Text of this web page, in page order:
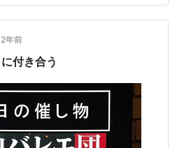
ウンドを大量に運んでくる観光
を降ろすので、1丁目までは余程
よねえ。銀座の中央通りにあり
が多いエリアではなく、まだ4丁
2年前
付き合う